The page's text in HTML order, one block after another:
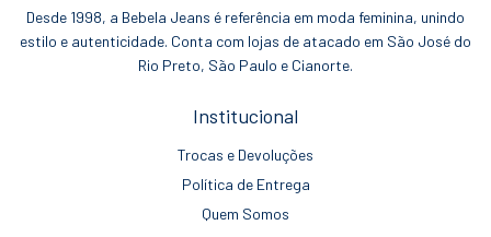
Desde 1998, a Bebela Jeans é referência em moda feminina, unindo
estilo e autenticidade. Conta com lojas de atacado em São José do
Rio Preto, São Paulo e Cianorte.
Institucional
Trocas e Devoluções
Política de Entrega
Quem Somos